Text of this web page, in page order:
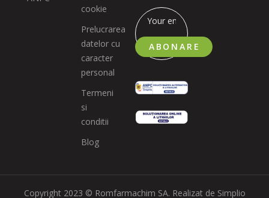
cookie
Prelucrarea
datelor cu
caracter
personal
Termeni
si
conditii
Blog
ABONARE
Copyright 2023 © Romfarmachim SA. Realizat de Simplio